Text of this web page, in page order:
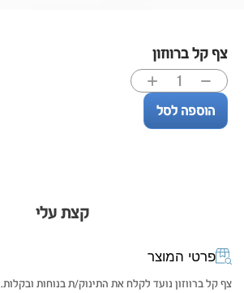
צף קל ברווזון
הוספה לסל
קצת עלי
פרטי המוצר
צף קל ברווזון נועד לקלח את התינוק/ת בנוחות ובקלות.